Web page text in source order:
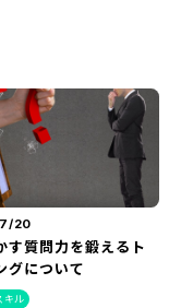
20
す質問力を鍛えるト
グについて
キル